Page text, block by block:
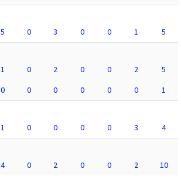
5 0 3 0 0 1
5
1 0 2 0 0 2
5
0 0 0 0 0 0
1
1 0 0 0 0 3
4
4 0 2 0 0 2 10